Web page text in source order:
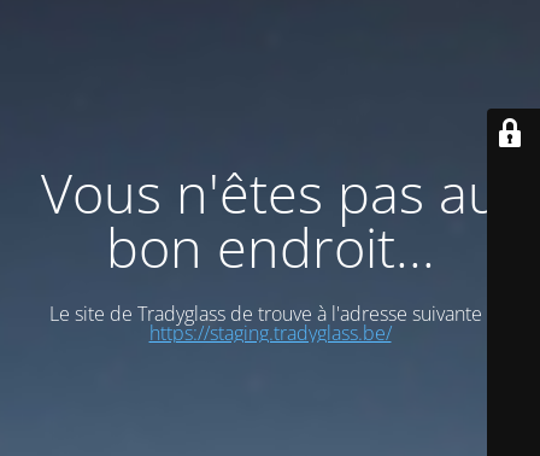
Vous n'êtes pas au
bon endroit...
Le site de Tradyglass de trouve à l'adresse suivante :
https://staging.tradyglass.be/